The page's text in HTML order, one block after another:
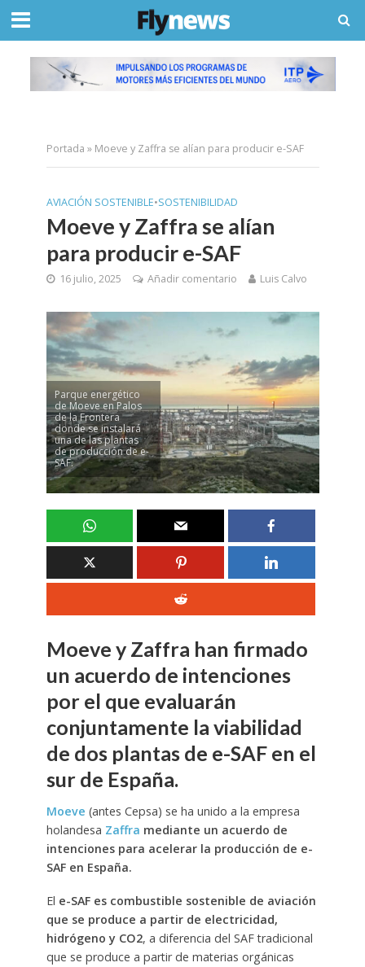
Portada » Moeve y Zaffra se alían para producir e-SAF
AVIACIÓN SOSTENIBLE•SOSTENIBILIDAD
Moeve y Zaffra se alían
para producir e-SAF
16 julio, 2025 Añadir comentario Luis Calvo
Parque energético
de Moeve en Palos
de la Frontera
donde se instalará
una de las plantas
de producción de e-
SAF.
Moeve y Zaffra han firmado
un acuerdo de intenciones
por el que evaluarán
conjuntamente la viabilidad
de dos plantas de e-SAF en el
sur de España.
Moeve (antes Cepsa) se ha unido a la empresa
holandesa Zaffra mediante un acuerdo de
intenciones para acelerar la producción de e-
SAF en España.
El e-SAF es combustible sostenible de aviación
que se produce a partir de electricidad,
hidrógeno y CO2, a diferencia del SAF tradicional
que se produce a partir de materias orgánicas